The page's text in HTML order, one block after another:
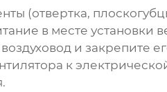
(отвертка,
в месте установки
воздуховод и закрепите
к